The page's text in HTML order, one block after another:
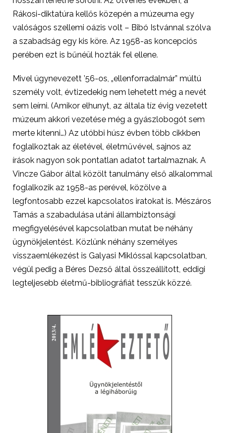
Rákosi-diktatúra kellős közepén a múzeuma egy
valóságos szellemi oázis volt – Bibó Istvánnal szólva
a szabadság egy kis köre. Az 1958-as koncepciós
perében ezt is bűnéül hozták fel ellene.
Mivel úgynevezett ’56-os, „ellenforradalmár” múltú
személy volt, évtizedekig nem lehetett még a nevét
sem leírni. (Amikor elhunyt, az általa tíz évig vezetett
múzeum akkori vezetése még a gyászlobogót sem
merte kitenni…) Az utóbbi húsz évben több cikkben
foglalkoztak az életével, életművével, sajnos az
írások nagyon sok pontatlan adatot tartalmaznak. A
Vincze Gábor által közölt tanulmány első alkalommal
foglalkozik az 1958-as perével, közölve a
legfontosabb ezzel kapcsolatos iratokat is. Mészáros
Tamás a szabadulása utáni állambiztonsági
megfigyelésével kapcsolatban mutat be néhány
ügynökjelentést. Közlünk néhány személyes
visszaemlékezést is Galyasi Miklóssal kapcsolatban,
végül pedig a Béres Dezső által összeállított, eddigi
legteljesebb életmű-bibliográfiát tesszük közzé.